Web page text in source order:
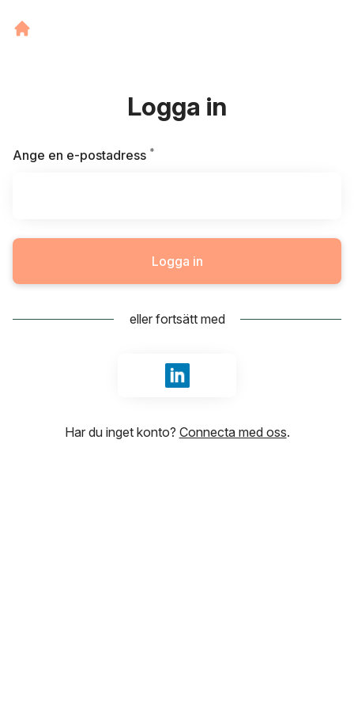
Logga in
Ange en e-postadress *
Logga in
eller fortsätt med
Logga in med LinkedIn
Har du inget konto? Connecta med oss.